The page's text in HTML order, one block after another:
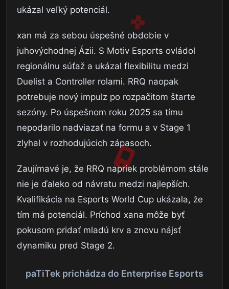
ukázal veľký potenciál.
xan má za sebou úspešné obdobie v
juhovýchodnej Ázii. S Motiv Esports ovládol
regionálnu súťaž a ukázal flexibilitu medzi
Duelist a Controller rolami. RRQ naopak
potrebuje nový impulz po rozpačitom štarte
sezóny. Po úspešnom roku 2025 sa tímu
nepodarilo nadviazať na formu a v Stage 1
zlyhal v rozhodujúcich zápasoch.
Zaujímavé je, že RRQ napriek problémom stále
nie je ďaleko od návratu medzi najlepších.
Kvalifikácia na Esports World Cup ukázala, že
tím má potenciál. Príchod xana môže byť
pokusom pridať mladú krv a znovu nájsť
dynamiku pred Stage 2.
paTiTek prichádza do Enterprise Esports